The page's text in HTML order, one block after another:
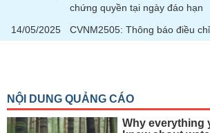
chứng quyền tại ngày đáo hạn
14/05/2025
CVNM2505: Thông báo điều
NGHỆ
THÔNG
DỊCH